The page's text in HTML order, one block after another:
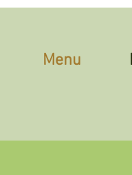
Menu